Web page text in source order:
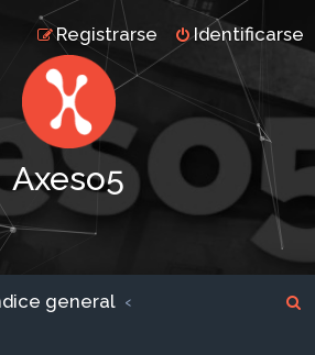
Identificarse
Registrarse
Axeso5
general